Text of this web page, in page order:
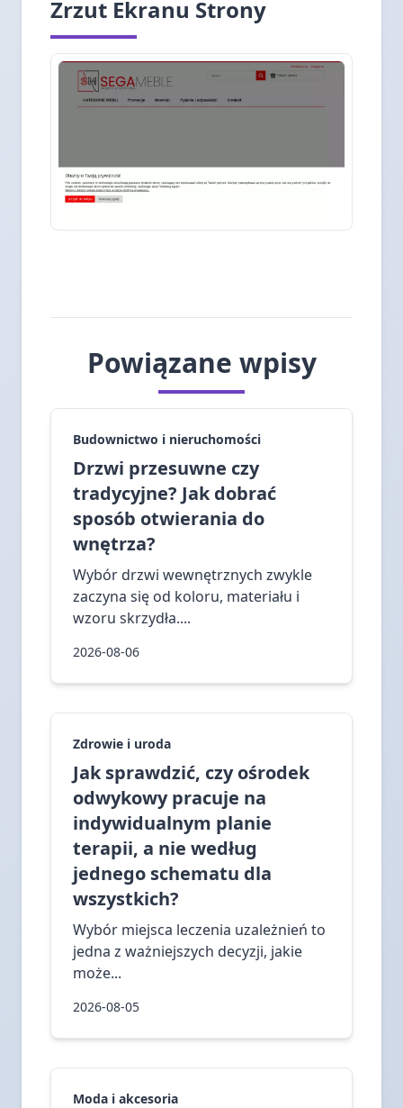
Zrzut Ekranu Strony
Powiązane wpisy
Budownictwo i nieruchomości
Drzwi przesuwne czy
tradycyjne? Jak dobrać
sposób otwierania do
wnętrza?
Wybór drzwi wewnętrznych zwykle
zaczyna się od koloru, materiału i
wzoru skrzydła....
2026-08-06
Zdrowie i uroda
Jak sprawdzić, czy ośrodek
odwykowy pracuje na
indywidualnym planie
terapii, a nie według
jednego schematu dla
wszystkich?
Wybór miejsca leczenia uzależnień to
jedna z ważniejszych decyzji, jakie
może...
2026-08-05
Moda i akcesoria